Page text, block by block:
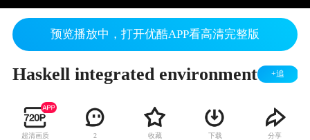
预览播放中，打开优酷APP看高清完整版
Haskell integrated environment +追
超清画质 2 收藏 下载 分享